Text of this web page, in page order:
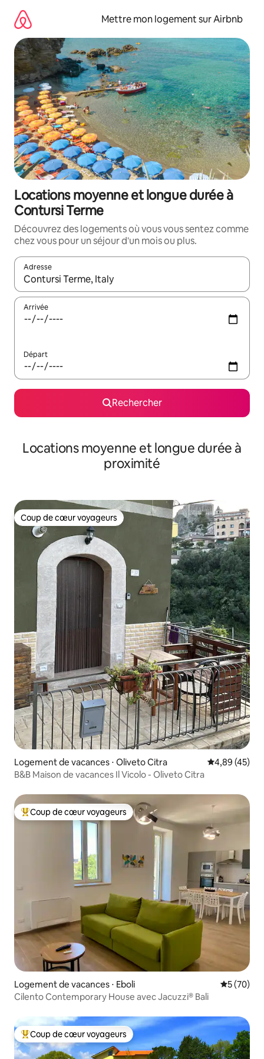
directement
contenu
Mettre mon logement sur Airbnb
Locations moyenne et longue durée à
Contursi Terme
Découvrez des logements où vous vous sentez comme
chez vous pour un séjour d'un mois ou plus.
Adresse
Lorsque les résultats s'affichent, utilisez les flèches vers le
Arrivée
Départ
Rechercher
Locations moyenne et longue durée à
proximité
Coup de cœur voyageurs
Coup de cœur voyageurs
Logement de vacances ⋅ Oliveto Citra Évaluation
4,89 (45)
B&B Maison de vacances Il Vicolo - Oliveto Citra
Coups de cœur voyageurs les plus appréciés
Coup de cœur voyageurs
Logement de vacances ⋅ Eboli
5 (70)
Cilento Contemporary House avec Jacuzzi® Bali
Coups de cœur voyageurs les plus appréciés
Coup de cœur voyageurs